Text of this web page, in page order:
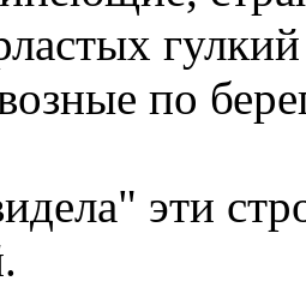
по
эти